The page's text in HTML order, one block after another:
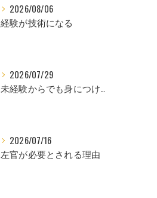
2026/08/06
経験が技術になる
2026/07/29
未経験からでも身につけられるスキル
2026/07/16
左官が必要とされる理由